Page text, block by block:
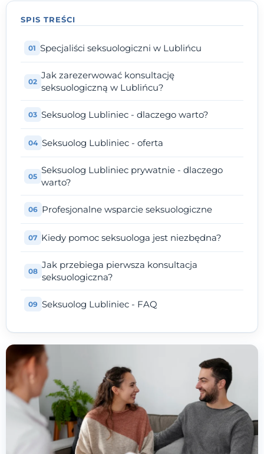
SPIS TREŚCI
Specjaliści seksuologiczni w Lublińcu
Jak zarezerwować konsultację
seksuologiczną w Lublińcu?
Seksuolog Lubliniec - dlaczego warto?
Seksuolog Lubliniec - oferta
Seksuolog Lubliniec prywatnie - dlaczego
warto?
Profesjonalne wsparcie seksuologiczne
Kiedy pomoc seksuologa jest niezbędna?
Jak przebiega pierwsza konsultacja
seksuologiczna?
Seksuolog Lubliniec - FAQ